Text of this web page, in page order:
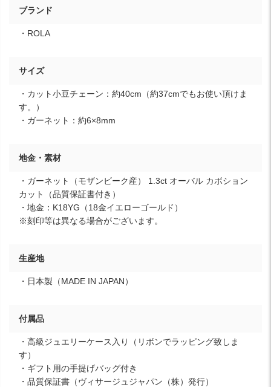
ブランド
・ROLA
サイズ
・カット小豆チェーン：約40cm（約37cmでもお使い頂けま
す。）
・ガーネット：約6×8mm
地金・素材
・ガーネット（モザンビーク産） 1.3ct オーバル カボション
カット（品質保証書付き）
・地金：K18YG（18金イエローゴールド）
※刻印等は異なる場合がございます。
生産地
・日本製（MADE IN JAPAN）
付属品
・高級ジュエリーケース入り（リボンでラッピング致しま
す）
・ギフト用の手提げバッグ付き
・品質保証書（ヴィサージュジャパン（株）発行）